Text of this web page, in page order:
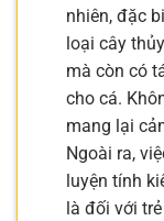
nhiên, đặc
loại cây
mà còn có
cho cá.
mang lại
Ngoài ra,
luyện tính
là đối với